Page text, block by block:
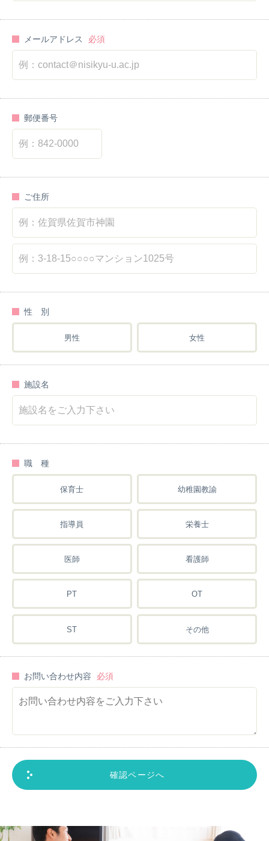
メールアドレス
郵便番号
ご住所
性 別
男性 女性
施設名
職 種
保育士 幼稚園教諭
指導員 栄養士
医師 看護師
PT OT
ST その他
お問い合わせ内容
確認ページへ